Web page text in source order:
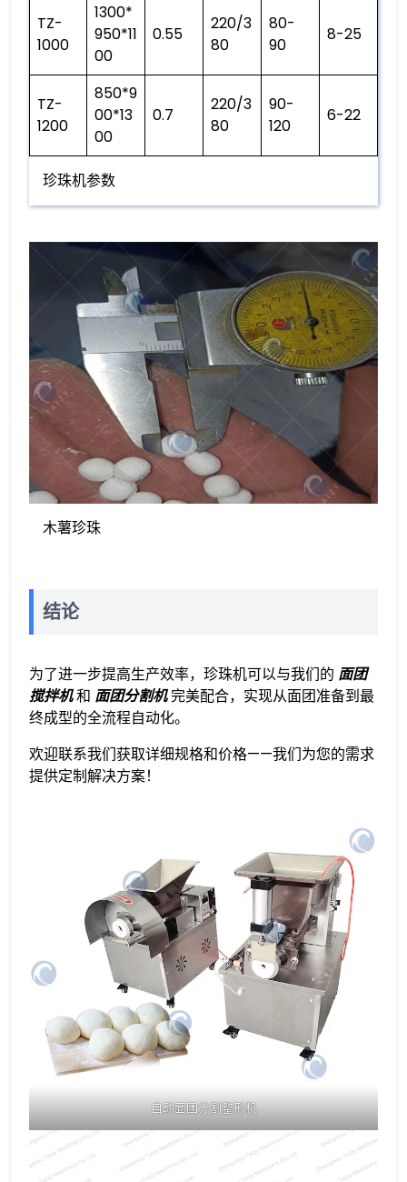
TZ-
1000
1300*
950*11
00
0.55
220/3
80
80-
90
8-25
TZ-
1200
850*9
00*13
00
0.7
220/3
80
90-
120
6-22
珍珠机参数
木薯珍珠
结论
为了进一步提高生产效率，珍珠机可以与我们的 面团
搅拌机和 面团分割机完美配合，实现从面团准备到最
终成型的全流程自动化。
欢迎联系我们获取详细规格和价格——我们为您的需求
提供定制解决方案！
自动面团分割整形机